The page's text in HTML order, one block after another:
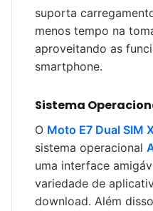
suporta
menos tempo na
aproveitando as
smartphone.
Sistema
O Moto E7 Dual SIM
sistema operacional
uma interface
variedade de
download. Além